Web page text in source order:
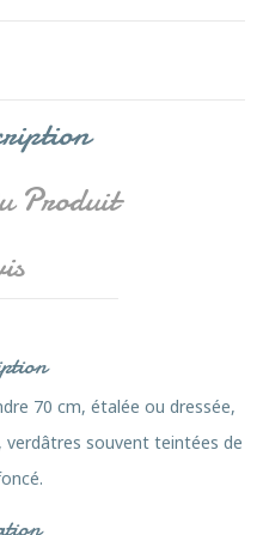
Produit
70 cm, étalée ou dressée,
verdâtres souvent teintées de